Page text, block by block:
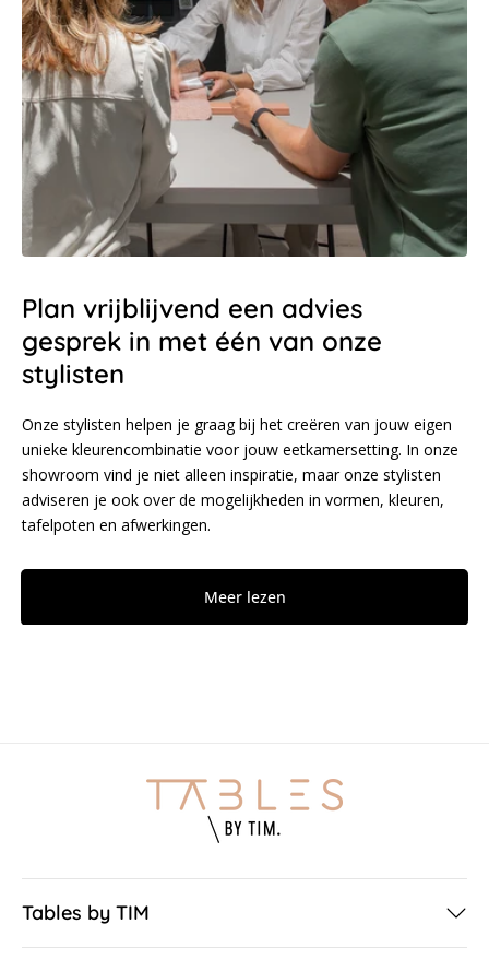
Plan vrijblijvend een advies
gesprek in met één van onze
stylisten
Onze stylisten helpen je graag bij het creëren van jouw eigen
unieke kleurencombinatie voor jouw eetkamersetting. In onze
showroom vind je niet alleen inspiratie, maar onze stylisten
adviseren je ook over de mogelijkheden in vormen, kleuren,
tafelpoten en afwerkingen.
Meer lezen
Tables by TIM